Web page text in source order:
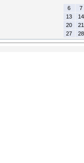
6
7
13
14
20
21
27
28